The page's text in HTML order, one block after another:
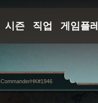
CommanderHK#1946